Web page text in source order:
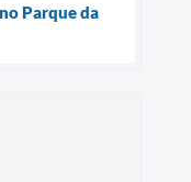
Parque da